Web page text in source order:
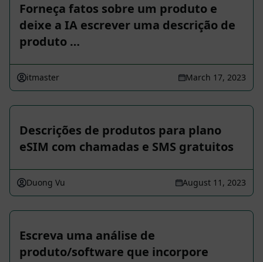
Forneça fatos sobre um produto e
deixe a IA escrever uma descrição de
produto …
itmaster March 17, 2023
Descrições de produtos para plano
eSIM com chamadas e SMS gratuitos
Duong Vu August 11, 2023
Escreva uma análise de
produto/software que incorpore